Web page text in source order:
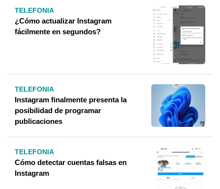
TELEFONIA
¿Cómo actualizar Instagram
fácilmente en segundos?
TELEFONIA
Instagram finalmente presenta la
posibilidad de programar
publicaciones
TELEFONIA
Cómo detectar cuentas falsas en
Instagram